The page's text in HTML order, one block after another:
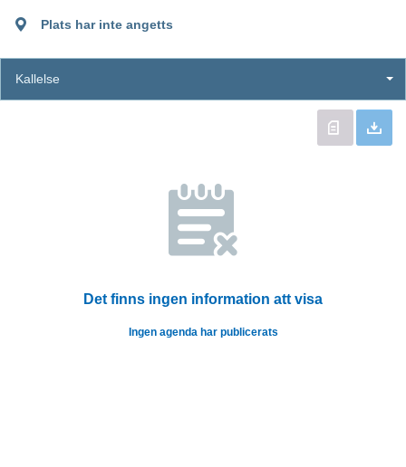
Plats har inte angetts
Kallelse
Det finns ingen information att visa
Ingen agenda har publicerats